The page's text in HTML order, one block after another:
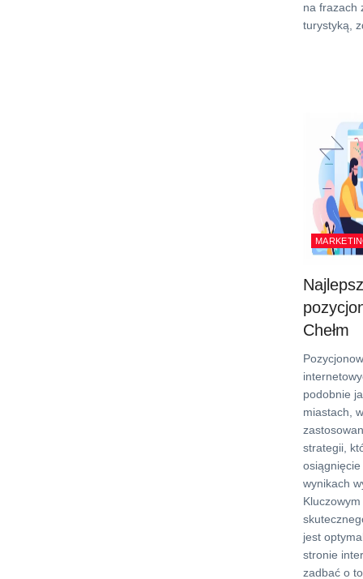
na frazach
turystyką,
Chełm
podobnie
miastach,
strategii,
wynikach
jest
stronie
zadbać o